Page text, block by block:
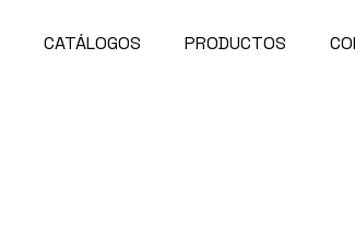
CATÁLOGOS PRODUCTOS